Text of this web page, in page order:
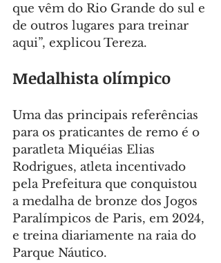
que vêm do Rio Grande do sul e
de outros lugares para treinar
aqui”, explicou Tereza.
Medalhista olímpico
Uma das principais referências
para os praticantes de remo é o
paratleta Miquéias Elias
Rodrigues, atleta incentivado
pela Prefeitura que conquistou
a medalha de bronze dos Jogos
Paralímpicos de Paris, em 2024,
e treina diariamente na raia do
Parque Náutico.